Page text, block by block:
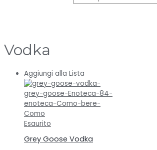
Vodka
Aggiungi alla Lista
Esaurito
Grey Goose Vodka